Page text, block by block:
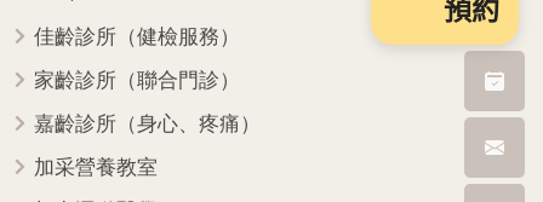
預約
佳齡診所（健檢服務）
家齡診所（聯合門診）
嘉齡診所（身心、疼痛）
加采營養教室